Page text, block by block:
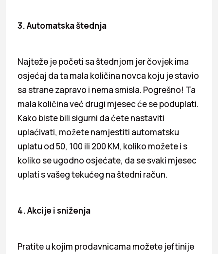
3. Automatska štednja
Najteže je početi sa štednjom jer čovjek ima
osjećaj da ta mala količina novca koju je stavio
sa strane zapravo i nema smisla. Pogrešno! Ta
mala količina već drugi mjesec će se poduplati.
Kako biste bili sigurni da ćete nastaviti
uplaćivati, možete namjestiti automatsku
uplatu od 50, 100 ili 200 KM, koliko možete i s
koliko se ugodno osjećate, da se svaki mjesec
uplati s vašeg tekućeg na štedni račun.
4. Akcije i sniženja
Pratite u kojim prodavnicama možete jeftinije